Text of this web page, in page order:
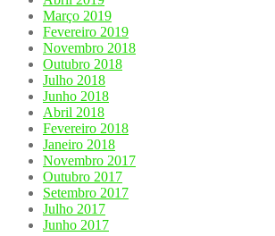
Março 2019
Fevereiro 2019
Novembro 2018
Outubro 2018
Julho 2018
Junho 2018
Abril 2018
Fevereiro 2018
Janeiro 2018
Novembro 2017
Outubro 2017
Setembro 2017
Julho 2017
Junho 2017